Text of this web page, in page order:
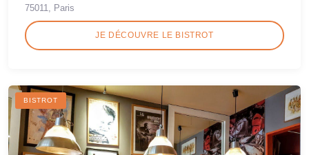
75011, Paris
JE DÉCOUVRE LE BISTROT
BISTROT